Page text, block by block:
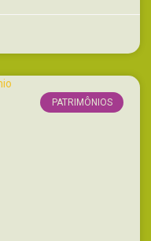
PATRIMÔNIOS